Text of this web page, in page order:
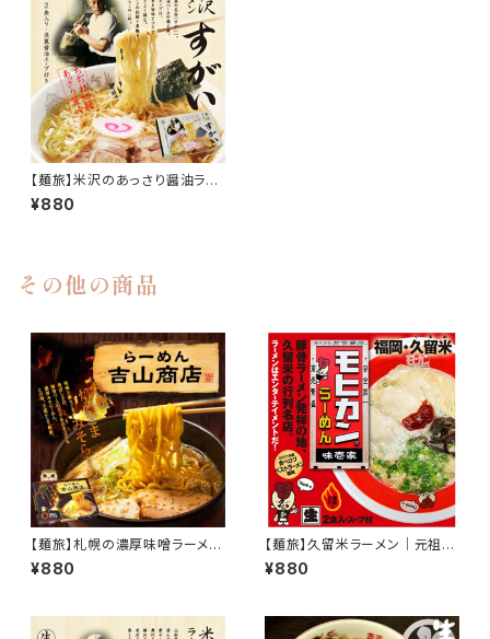
【麺旅】米沢のあっさり醤油ラー
メン｜毎日食べても飽きない澄
んだスープ｜細ちぢれ麺・2食入
¥880
その他の商品
【麺旅】札幌の濃厚味噌ラーメン
｜コク深い黄金スープ × もちも
ち中太麺｜本場の味を自宅で再
¥880
【麺旅】久留米ラーメン｜元祖と
んこつの濃厚スープ｜しっかり
香りと深い旨味｜細麺・2食入り
¥880